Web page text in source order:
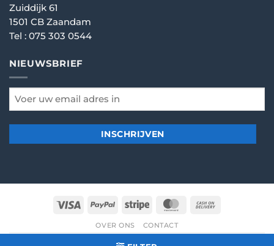
Zuiddijk 61
1501 CB Zaandam
Tel : 075 303 0544
NIEUWSBRIEF
email
*
Visa PayPal Stripe MasterCard
OVER ONS CONTACT
Dartshop Zaanstad- Alle rechten voorbehouden